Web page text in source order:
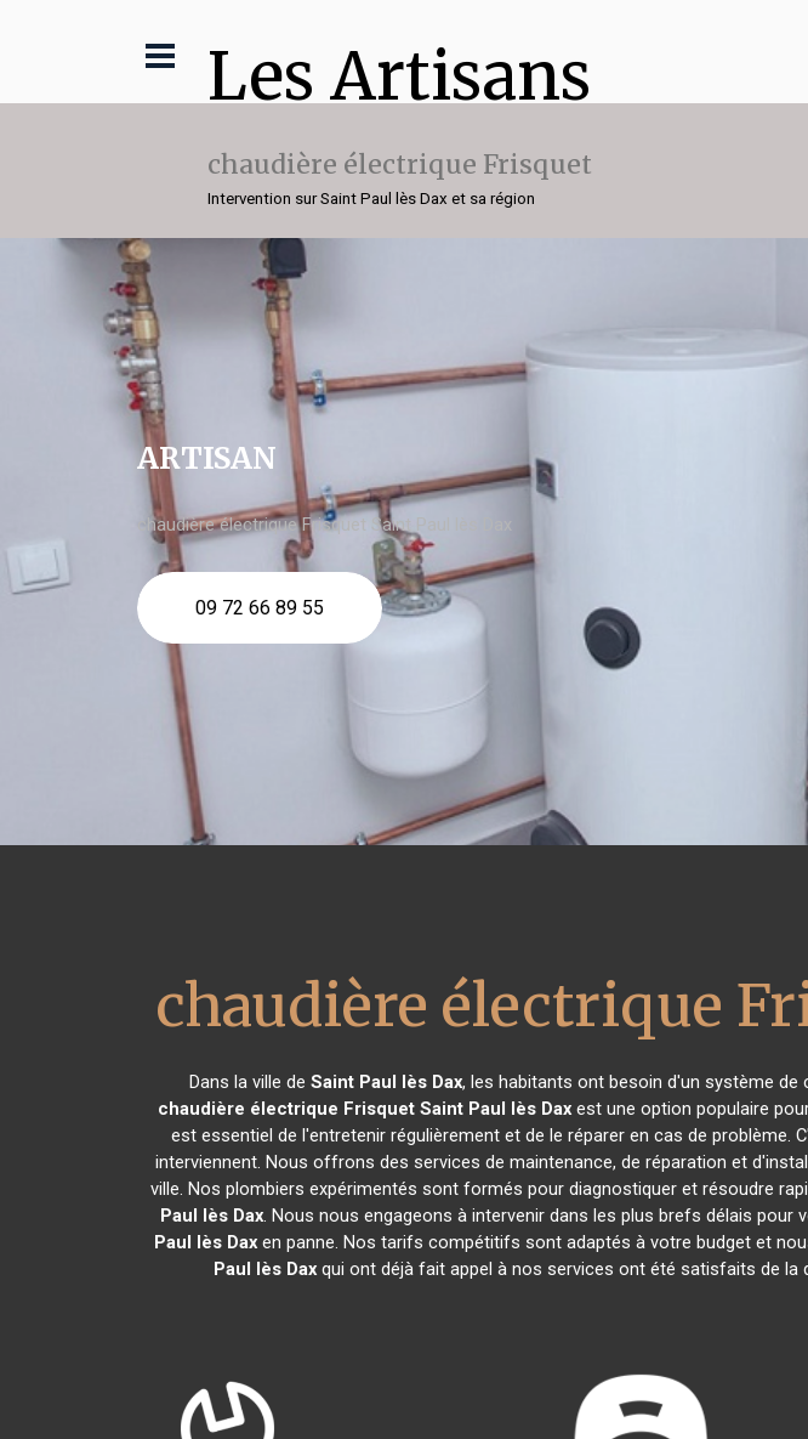
Les Artisans
chaudière électrique Frisquet
Intervention sur Saint Paul lès Dax et sa région
ARTISAN
chaudière électrique Frisquet Saint Paul lès Dax
09 72 66 89 55
chaudière électrique
Dans la ville de Saint Paul lès Dax, les habitants ont besoin d'un système
chaudière électrique Frisquet Saint Paul lès Daxest une option populaire
est essentiel de l'entretenir régulièrement et de le réparer en cas de problème.
interviennent. Nous offrons des services de maintenance, de réparation et
ville. Nos plombiers expérimentés sont formés pour diagnostiquer et résoudre
Paul lès Dax. Nous nous engageons à intervenir dans les plus brefs délais pour
Paul lès Dax en panne. Nos tarifs compétitifs sont adaptés à votre budget et
Paul lès Dax qui ont déjà fait appel à nos services ont été satisfaits de